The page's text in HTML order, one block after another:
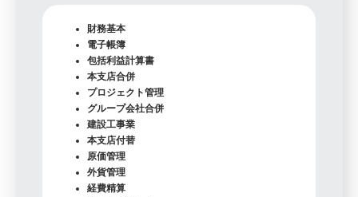
財務基本
電子帳簿
包括利益計算書
本支店合併
プロジェクト管理
グループ会社合併
建設工事業
本支店付替
原価管理
外貨管理
経費精算